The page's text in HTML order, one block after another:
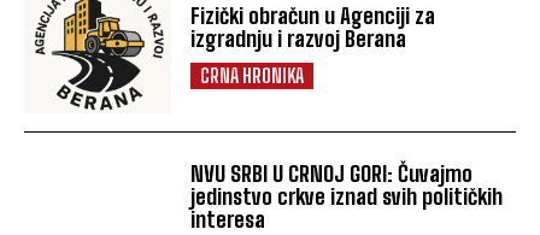
Fizički obračun u Agenciji za
izgradnju i razvoj Berana
CRNA HRONIKA
NVU SRBI U CRNOJ GORI: Čuvajmo
jedinstvo crkve iznad svih političkih
interesa